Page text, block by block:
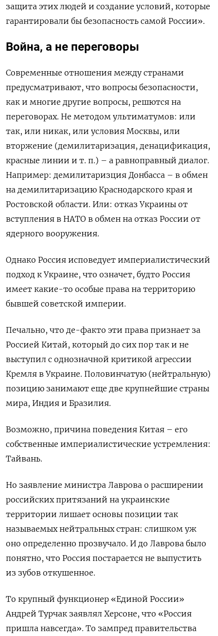
защита этих людей и создание условий, которые
гарантировали бы безопасность самой России».
Война, а не переговоры
Современные отношения между странами
предусматривают, что вопросы безопасности,
как и многие другие вопросы, решются на
переговорах. Не методом ультиматумов: или
так, или никак, или условия Москвы, или
вторжение (демилитаризация, денацификация,
красные линии и т. п.) – а равноправный диалог.
Например: демилитаризция Донбасса – в обмен
на демилитаризацию Краснодарского края и
Ростовской области. Или: отказ Украины от
вступления в НАТО в обмен на отказ России от
ядерного вооружения.
Однако Россия исповедует империалистический
подход к Украине, что означет, будто Россия
имеет какие-то особые права на территорию
бывшей советской империи.
Печально, что де-факто эти права признает за
Россией Китай, который до сих пор так и не
выступил с однозначной критикой агрессии
Кремля в Украине. Половинчатую (нейтральную)
позицию занимают еще две крупнейшие страны
мира, Индия и Бразилия.
Возможно, причина поведения Китая – его
собственные империалистические устремления:
Тайвань.
Но заявление министра Лаврова о расширении
российских притязаний на украинские
территории лишает основы позиции так
называемых нейтральных стран: слишком уж
оно определенно прозвучало. И до Лаврова было
понятно, что Россия постарается не выпустить
из зубов откушенное.
То крупный функционер «Единой России»
Андрей Турчак заявлял Херсоне, что «Россия
пришла навсегда». То зампред правительства